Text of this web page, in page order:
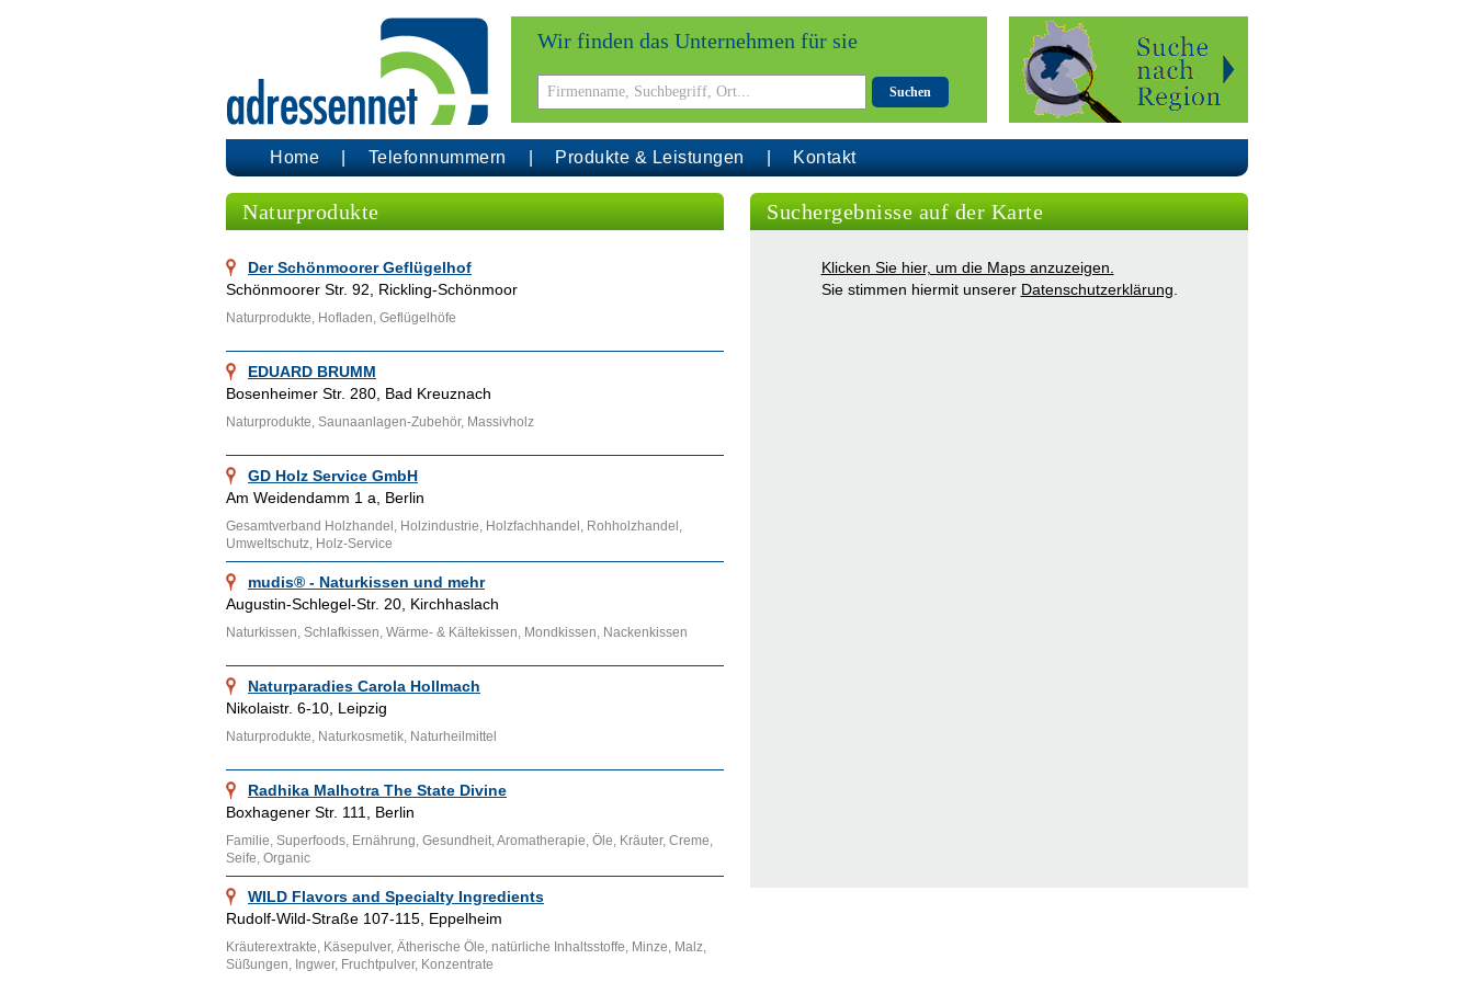
Wir finden das Unternehmen für sie
Suchen
Home Telefonnummern Produkte & Leistungen Kontakt
Naturprodukte
Der Schönmoorer Geflügelhof
Schönmoorer Str. 92, Rickling-Schönmoor
Naturprodukte, Hofladen, Geflügelhöfe
EDUARD BRUMM
Bosenheimer Str. 280, Bad Kreuznach
Naturprodukte, Saunaanlagen-Zubehör, Massivholz
GD Holz Service GmbH
Am Weidendamm 1 a, Berlin
Gesamtverband Holzhandel, Holzindustrie, Holzfachhandel, Rohholzhandel,
Umweltschutz, Holz-Service
mudis® - Naturkissen und mehr
Augustin-Schlegel-Str. 20, Kirchhaslach
Naturkissen, Schlafkissen, Wärme- & Kältekissen, Mondkissen, Nackenkissen
Naturparadies Carola Hollmach
Nikolaistr. 6-10, Leipzig
Naturprodukte, Naturkosmetik, Naturheilmittel
Radhika Malhotra The State Divine
Boxhagener Str. 111, Berlin
Familie, Superfoods, Ernährung, Gesundheit, Aromatherapie, Öle, Kräuter, Creme,
Seife, Organic
WILD Flavors and Specialty Ingredients
Rudolf-Wild-Straße 107-115, Eppelheim
Kräuterextrakte, Käsepulver, Ätherische Öle, natürliche Inhaltsstoffe, Minze, Malz,
Süßungen, Ingwer, Fruchtpulver, Konzentrate
Suchergebnisse auf der Karte
Klicken Sie hier, um die Maps anzuzeigen.
Sie stimmen hiermit unserer Datenschutzerklärung